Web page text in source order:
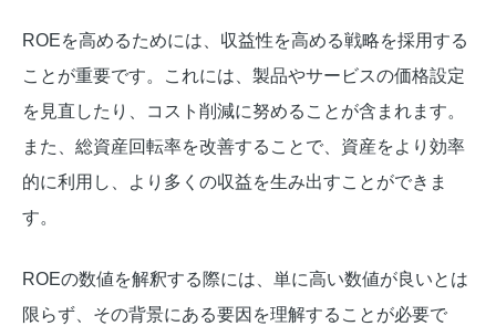
ROEを高めるためには、収益性を高める戦略を採用する
ことが重要です。これには、製品やサービスの価格設定
を見直したり、コスト削減に努めることが含まれます。
また、総資産回転率を改善することで、資産をより効率
的に利用し、より多くの収益を生み出すことができま
す。
ROEの数値を解釈する際には、単に高い数値が良いとは
限らず、その背景にある要因を理解することが必要で